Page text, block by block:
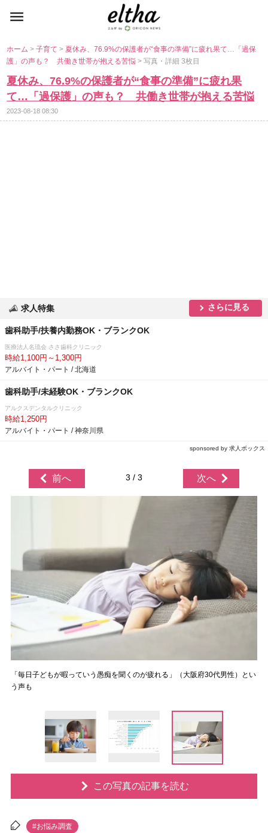
ホーム>子育て> 夏休み、76.9%の保護者が“食事の準備”に疲れ果て…「過保
護」の声も？ 共働き世帯が抱える苦悩> 写真・詳細 3枚目
夏休み、76.9%の保護者が“食事の準備”に疲れ果
て…「過保護」の声も？ 共働き世帯が抱える苦悩
2023-08-18 08:30
求人特集 さらに見る
歯科助手/扶養内勤務OK・ブランクOK
医療法人名琉会 ささ歯科クリニック
時給1,100円～1,300円
アルバイト・パート / 北海道
歯科助手/未経験OK・ブランクOK
アルクスデンタルクリニック
時給1,250円
アルバイト・パート / 神奈川県
sponsored by 求人ボックス
前へ 3 / 3 次へ
「毎日子どもが暇っていう愚痴を聞くのが疲れる」（大阪府30代男性）とい
う声も
この写真の記事を読む
#お悩み調査